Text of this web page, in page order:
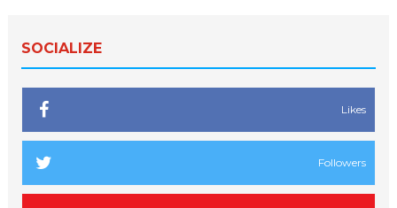
SOCIALIZE
Likes
Followers